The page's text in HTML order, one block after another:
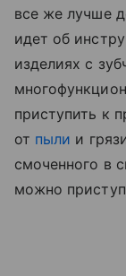
все же лучше
идет об
изделиях с
приступить к
от пыли и
смоченного в
можно